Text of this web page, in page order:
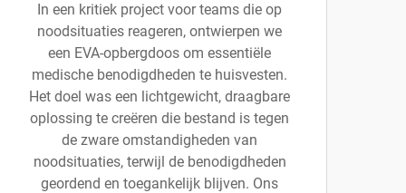
In een kritiek project voor teams die op
noodsituaties reageren, ontwierpen we
een EVA-opbergdoos om essentiële
medische benodigdheden te huisvesten.
Het doel was een lichtgewicht, draagbare
oplossing te creëren die bestand is tegen
de zware omstandigheden van
noodsituaties, terwijl de benodigdheden
geordend en toegankelijk blijven. Ons